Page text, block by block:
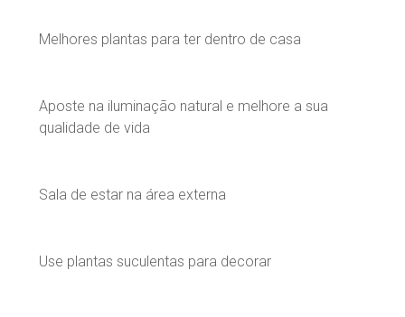
Melhores plantas para ter dentro de casa
Aposte na iluminação natural e melhore a sua
qualidade de vida
Sala de estar na área externa
Use plantas suculentas para decorar